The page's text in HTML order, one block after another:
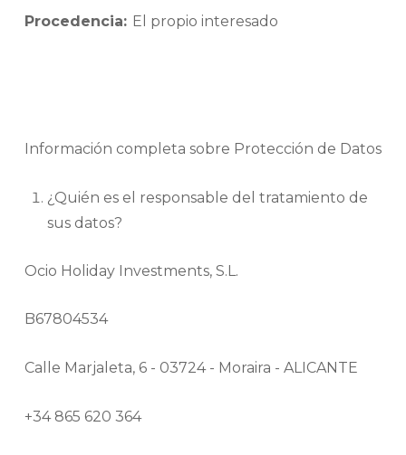
Procedencia: El propio interesado
Información completa sobre Protección de Datos
¿Quién es el responsable del tratamiento de
sus datos?
Ocio Holiday Investments, S.L.
B67804534
Calle Marjaleta, 6 - 03724 - Moraira - ALICANTE
+34 865 620 364